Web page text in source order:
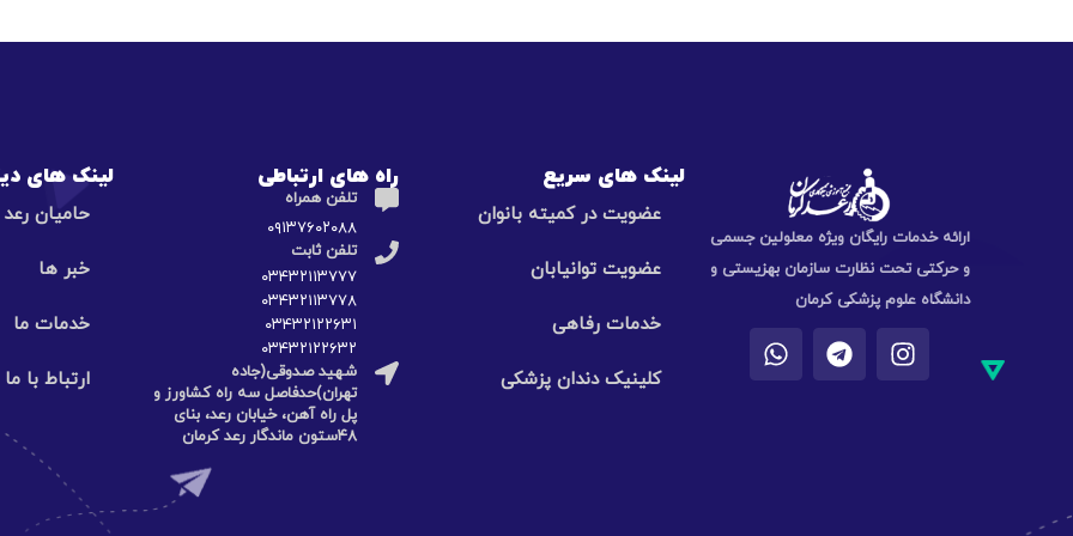
ارائه خدمات رایگان ویژه معلولین جسمی
و حرکتی تحت نظارت سازمان بهزیستی و
دانشگاه علوم پزشکی کرمان
لینک های سریع
عضویت در کمیته بانوان
عضویت توانیابان
خدمات رفاهی
کلینیک دندان پزشکی
راه های ارتباطی
تلفن همراه
۰۹۱۳۷۶۰۲۰۸۸
تلفن ثابت
۰۳۴۳۲۱۱۳۷۷۷
۰۳۴۳۲۱۱۳۷۷۸
۰۳۴۳۲۱۲۲۶۳۱
۰۳۴۳۲۱۲۲۶۳۲
شهید صدوقی(جاده
تهران)حدفاصل سه راه کشاورز و
پل راه آهن، خیابان رعد، بنای
۴۸ستون ماندگار رعد کرمان
لینک های
حامیان رعد
خبر ها
خدمات ما
ارتباط با ما